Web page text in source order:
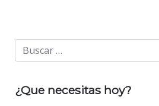
¿Que necesitas hoy?